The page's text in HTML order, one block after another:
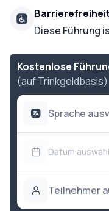
Diese Führung
Kostenlose
(auf Trinkgeldbasis)
Sprache
Datum
Teilnehmer